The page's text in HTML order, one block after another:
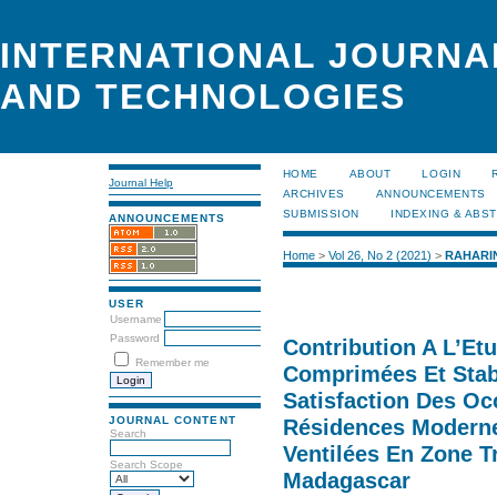
INTERNATIONAL
AND TECHNOLOGIES
Journal Help
ANNOUNCEMENTS
USER
Username
Password
Remember me
JOURNAL CONTENT
Search
Search Scope
HOME ABOUT LOGIN
ARCHIVES
ANNOUNCEMENTS
SUBMISSION
INDEXING &
Home> Vol 26, No 2 (2021) >
Contribution A
Comprimées Et
Satisfaction Des
Résidences
Ventilées En Zone
Madagascar